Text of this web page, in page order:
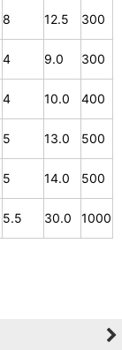
8 12.5
300
4 9.0
300
4 10.0
400
5 13.0
500
5 14.0
500
5.5 30.0 1000